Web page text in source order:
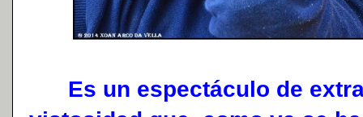
Es un espectáculo de